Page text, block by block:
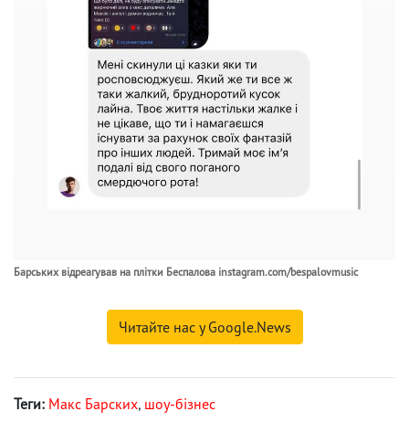
Барських відреагував на плітки Беспалова instagram.com/bespalovmusic
Читайте нас у Google.News
Теги: Макс Барских, шоу-бізнес